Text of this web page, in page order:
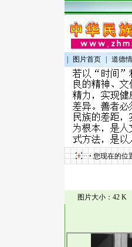
图片首页 道德
您现在的位
图片大小：42 K